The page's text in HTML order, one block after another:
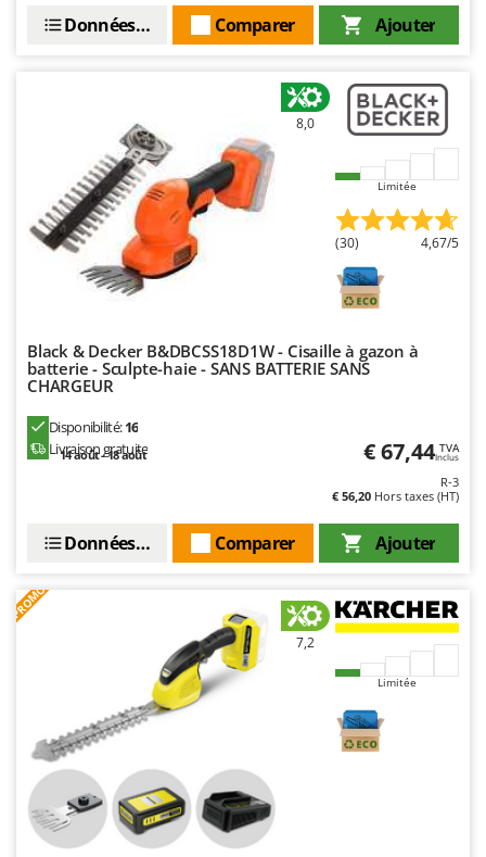
Ajouter
Comparer
Données techniques
8,0
Limitée
(30) 4,67/5
Black & Decker B&DBCSS18D1W - Cisaille à gazon à
batterie - Sculpte-haie - SANS BATTERIE SANS
CHARGEUR
Disponibilité:16
Livraison gratuite
14 août - 18 août € 67,44 TVA
Inclus
R-3
€ 56,20 Hors taxes (HT)
Ajouter
Comparer
Données techniques
PROMO
7,2
Limitée